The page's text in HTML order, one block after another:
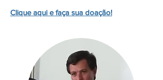
Clique aqui e faça sua doação!